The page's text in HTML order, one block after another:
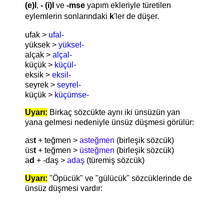
(e)l , - (i)l ve -mseyapım ekleriyle türetilen
eylemlerin sonlarındaki k'ler de düşer.
ufak > ufal-
yüksek > yüksel-
alçak > alçal-
küçük > küçül-
eksik > eksil-
seyrek > seyrel-
küçük > küçümse-
Uyarı: Birkaç sözcükte aynı iki ünsüzün yan
yana gelmesi nedeniyle ünsüz düşmesi görülür:
ast + teğmen > asteğmen (birleşik sözcük)
üst + teğmen > üsteğmen (birleşik sözcük)
ad + -daş > adaş (türemiş sözcük)
Uyarı: "Öpücük" ve "gülücük" sözcüklerinde de
ünsüz düşmesi vardır: